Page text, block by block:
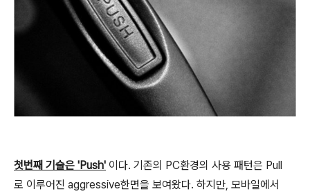
첫번째 기술은 'Push' 이다. 기존의 PC환경의 사용 패턴은 Pull
로 이루어진 aggressive한면을 보여왔다. 하지만, 모바일에서